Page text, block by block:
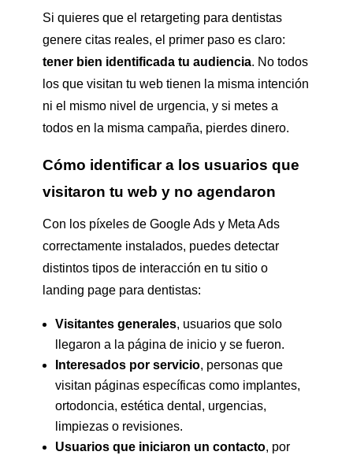
Si quieres que el retargeting para dentistas
genere citas reales, el primer paso es claro:
tener bien identificada tu audiencia. No todos
los que visitan tu web tienen la misma intención
ni el mismo nivel de urgencia, y si metes a
todos en la misma campaña, pierdes dinero.
Cómo identificar a los usuarios que
visitaron tu web y no agendaron
Con los píxeles de Google Ads y Meta Ads
correctamente instalados, puedes detectar
distintos tipos de interacción en tu sitio o
landing page para dentistas:
Visitantes generales, usuarios que solo
llegaron a la página de inicio y se fueron.
Interesados por servicio, personas que
visitan páginas específicas como implantes,
ortodoncia, estética dental, urgencias,
limpiezas o revisiones.
Usuarios que iniciaron un contacto, por